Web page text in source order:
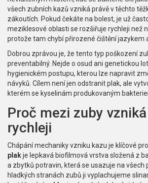
všech zubních kazů vzniká právě v těchto
zákoutích. Pokud čekáte na bolest, je už
meziklesové oblasti se rozšiřuje rychleji než
protože tam chybí přirozené čištění jazykem
Dobrou zprávou je, že tento typ poškození
preventabilný. Nejde o osud ani genetickou
hygienickém postupu, kterou lze napravit
návyků. Cílem není jen odstranit plak, ale
kterém se kyselinám produkovaným
Proč mezi zuby
rychleji
Chápání mechaniky vzniku kazu je klíčové
plakje lepkavá biofilmová vrstva složená z
a zbytků potravin, která se usazuje na všech
hladkých stranách zubů ji vyplachujeme